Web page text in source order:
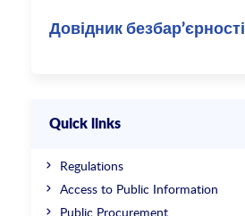
Довідник безбар’єрності
Quick links
Regulations
Access to Public Information
Public Procurement